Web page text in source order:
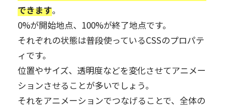
できます。
0%が開始地点、100%が終了地点です。
それぞれの状態は普段使っているCSSのプロパテ
ィです。
位置やサイズ、透明度などを変化させてアニメー
ションさせることが多いでしょう。
それをアニメーションでつなげることで、全体の